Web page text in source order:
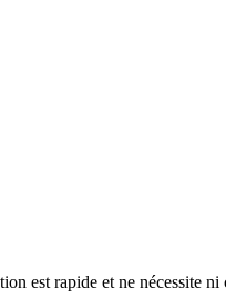
est rapide et ne nécessite